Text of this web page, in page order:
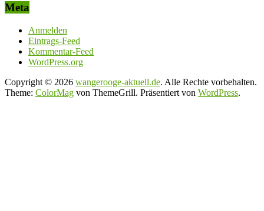
Meta
Anmelden
Eintrags-Feed
Kommentar-Feed
WordPress.org
Copyright © 2026 wangerooge-aktuell.de. Alle Rechte vorbehalten.
Theme: ColorMag von ThemeGrill. Präsentiert von WordPress.